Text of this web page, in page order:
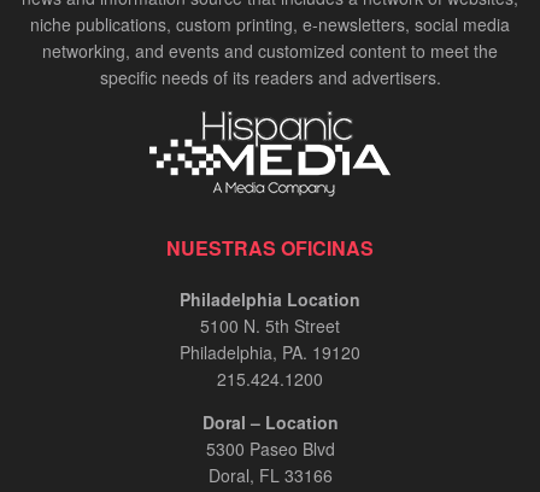
niche publications, custom printing, e-newsletters, social media
networking, and events and customized content to meet the
specific needs of its readers and advertisers.
NUESTRAS OFICINAS
Philadelphia Location
5100 N. 5th Street
Philadelphia, PA. 19120
215.424.1200
Doral – Location
5300 Paseo Blvd
Doral, FL 33166